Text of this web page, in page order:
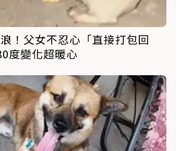
！父女不忍心「直接打包回
度變化超暖心